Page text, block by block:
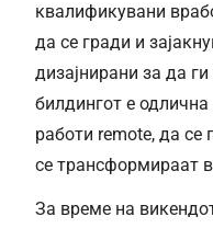
квалификувани
да се гради и
дизајнирани за да
билдингот е
работи remote, да се
се трансформираат
За време на